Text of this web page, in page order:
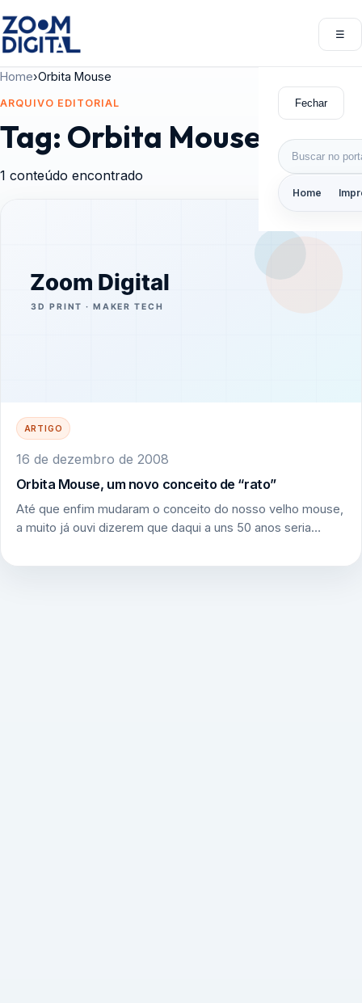
☰
Fechar
Buscar por:
Home
Home›Orbita Mouse
ARQUIVO EDITORIAL
Tag: Orbita Mouse
1 conteúdo encontrado
ARTIGO
16 de dezembro de 2008
Orbita Mouse, um novo conceito de “rato”
Até que enfim mudaram o conceito do nosso velho mouse,
a muito já ouvi dizerem que daqui a uns 50 anos seria…